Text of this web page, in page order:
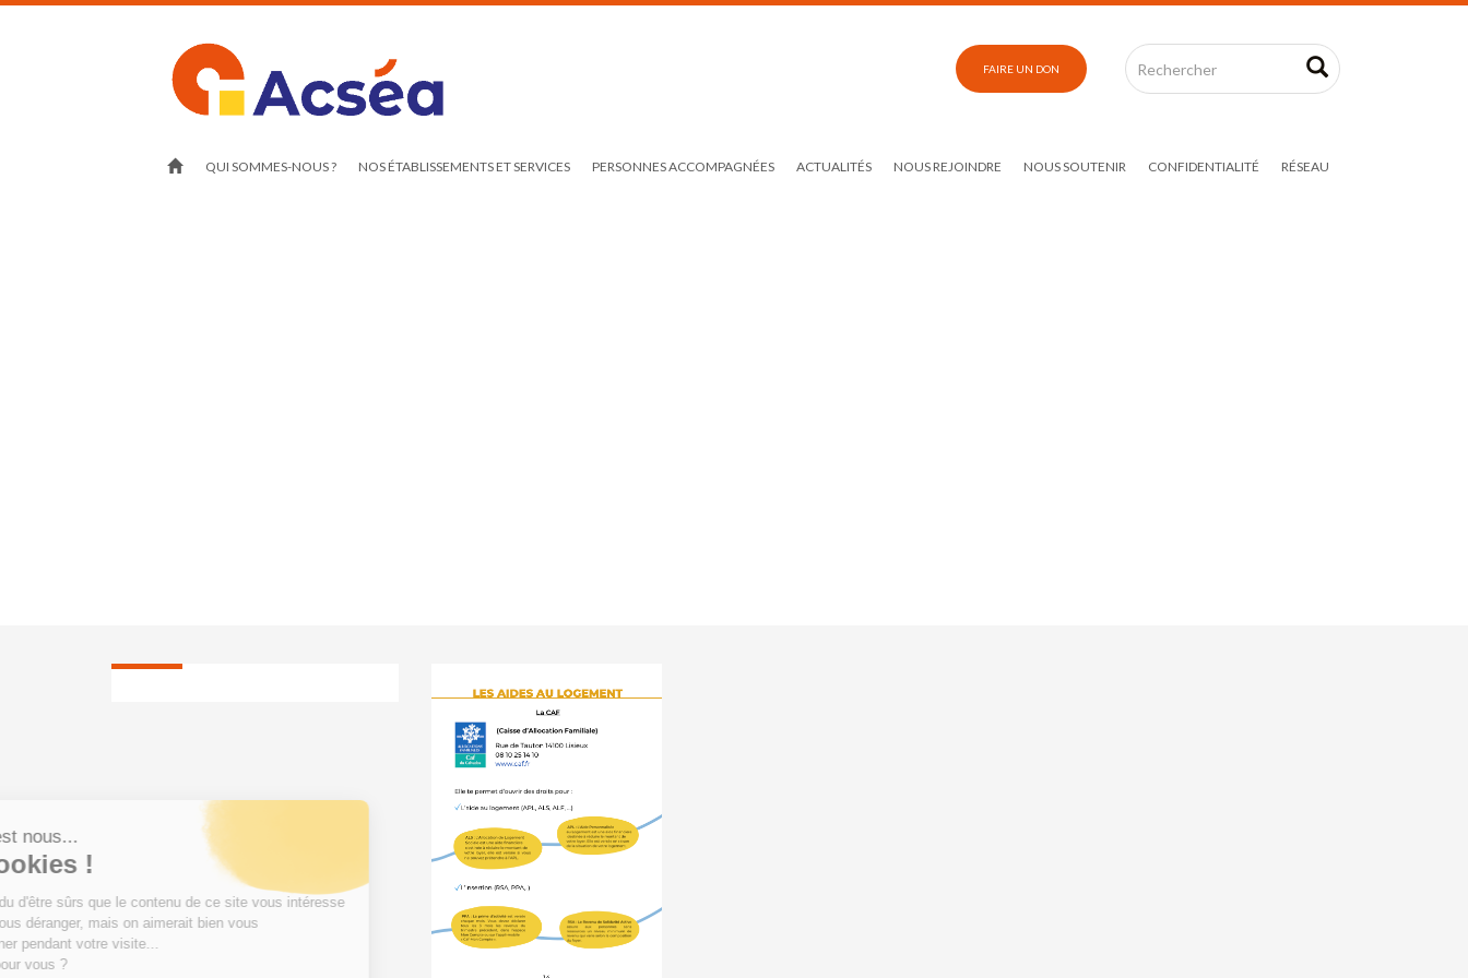
FAIRE UN DON
QUI SOMMES-NOUS ? NOS ÉTABLISSEMENTS ET SERVICES PERSONNES ACCOMPAGNÉES ACTUALITÉS NOUS REJOINDRE NOUS SOUTENIR CONFIDENTIALITÉ RÉSEAU